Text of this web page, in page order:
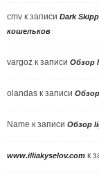
cmv к записи Dark
кошельков
vargoz к записи Обзор
olandas к записи
Name к записи Обзор
www.illiakyselov.com к